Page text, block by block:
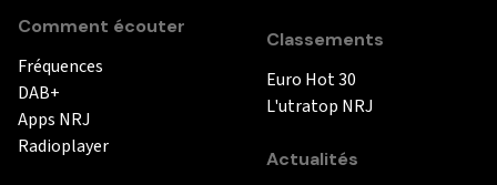
Comment écouter
Fréquences
DAB+
Apps NRJ
Radioplayer
Classements
Euro Hot 30
L'utratop NRJ
Actualités